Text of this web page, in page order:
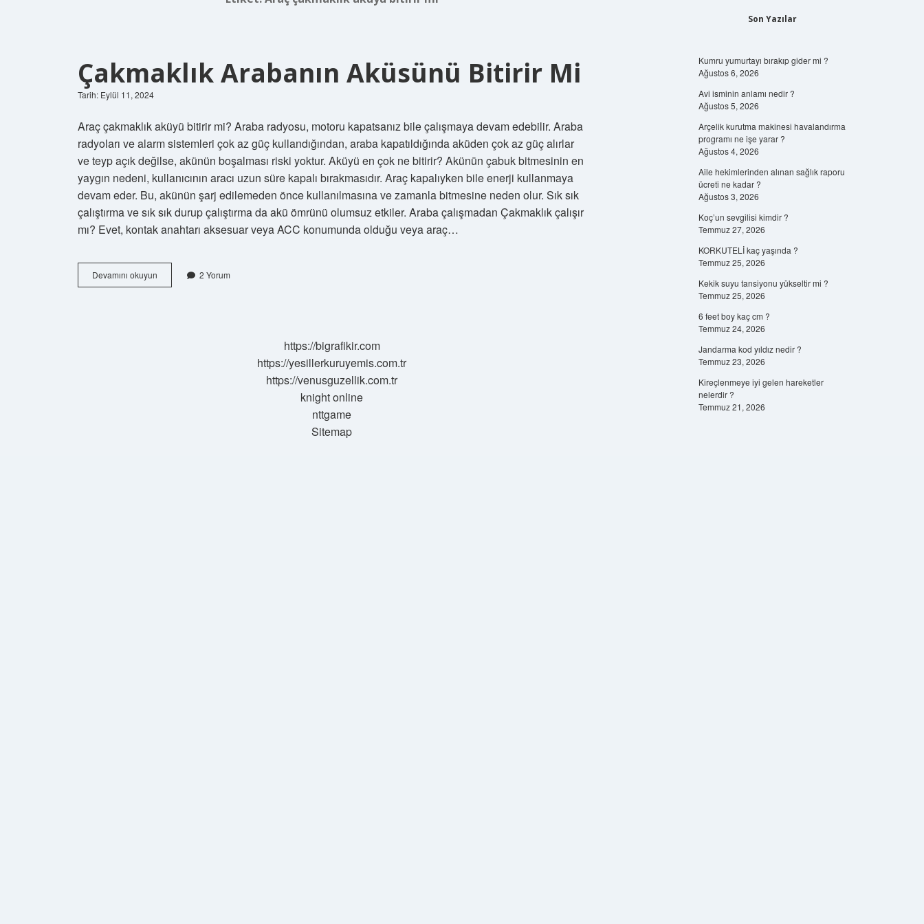
Çakmaklık Arabanın Aküsünü Bitirir Mi
Tarih: Eylül 11, 2024
Araç çakmaklık aküyü bitirir mi? Araba radyosu, motoru kapatsanız bile çalışmaya devam edebilir. Araba
radyoları ve alarm sistemleri çok az güç kullandığından, araba kapatıldığında aküden çok az güç alırlar
ve teyp açık değilse, akünün boşalması riski yoktur. Aküyü en çok ne bitirir? Akünün çabuk bitmesinin en
yaygın nedeni, kullanıcının aracı uzun süre kapalı bırakmasıdır. Araç kapalıyken bile enerji kullanmaya
devam eder. Bu, akünün şarj edilemeden önce kullanılmasına ve zamanla bitmesine neden olur. Sık sık
çalıştırma ve sık sık durup çalıştırma da akü ömrünü olumsuz etkiler. Araba çalışmadan Çakmaklık çalışır
mı? Evet, kontak anahtarı aksesuar veya ACC konumunda olduğu veya araç…
Devamını okuyun Çakmaklık
Arabanın
2 Yorum
https://bigrafikir.com
https://yesillerkuruyemis.com.tr
https://venusguzellik.com.tr
knight online
nttgame
Sitemap
Son Yazılar
Kumru yumurtayı bırakıp gider mi ?
Ağustos 6, 2026
Avi isminin anlamı nedir ?
Ağustos 5, 2026
Arçelik kurutma makinesi havalandırma
programı ne işe yarar ?
Ağustos 4, 2026
Aile hekimlerinden alınan sağlık raporu
ücreti ne kadar ?
Ağustos 3, 2026
Koç’un sevgilisi kimdir ?
Temmuz 27, 2026
KORKUTELİ kaç yaşında ?
Temmuz 25, 2026
Kekik suyu tansiyonu yükseltir mi ?
Temmuz 25, 2026
6 feet boy kaç cm ?
Temmuz 24, 2026
Jandarma kod yıldız nedir ?
Temmuz 23, 2026
Kireçlenmeye iyi gelen hareketler
nelerdir ?
Temmuz 21, 2026